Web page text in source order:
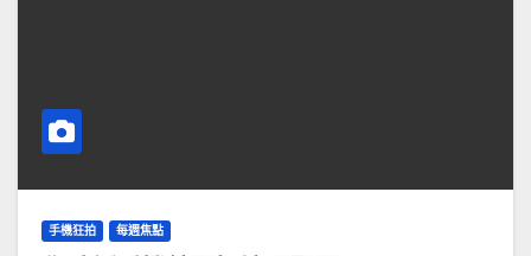
手機狂拍 每週焦點